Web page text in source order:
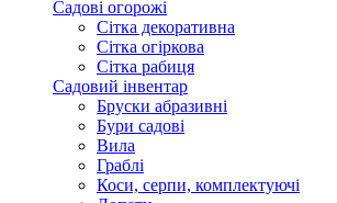
Садові огорожі
Сітка декоративна
Сітка огіркова
Сітка рабиця
Садовий інвентар
Бруски абразивні
Бури садові
Вила
Граблі
Коси, серпи, комплектуючі